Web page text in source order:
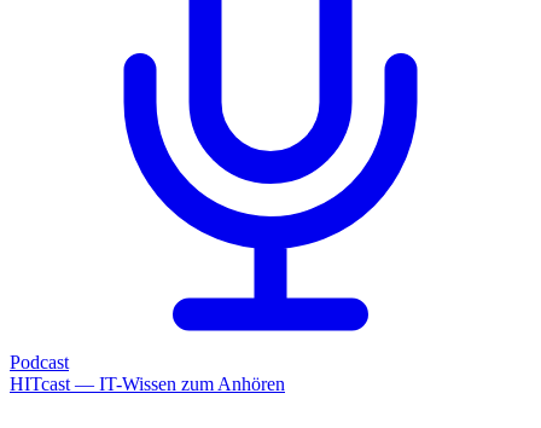
Podcast
HITcast — IT-Wissen zum Anhören